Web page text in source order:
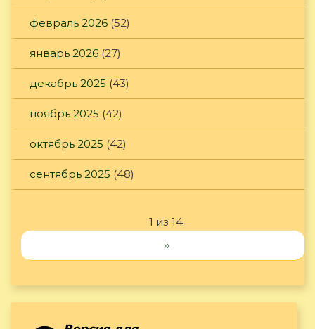
февраль 2026 (52)
январь 2026 (27)
декабрь 2025 (43)
ноябрь 2025 (42)
октябрь 2025 (42)
сентябрь 2025 (48)
1 из 14
››